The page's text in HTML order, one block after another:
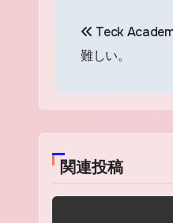
ビ
ゲ
ー
シ
Teck
難しい。
関連投稿